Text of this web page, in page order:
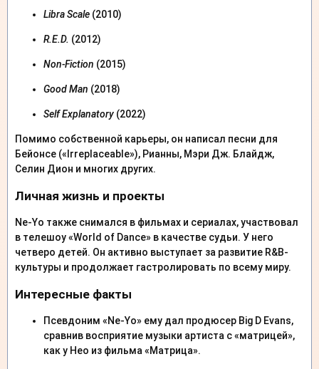
Libra Scale (2010)
R.E.D. (2012)
Non-Fiction (2015)
Good Man (2018)
Self Explanatory (2022)
Помимо собственной карьеры, он написал песни для
Бейонсе («Irreplaceable»), Рианны, Мэри Дж. Блайдж,
Селин Дион и многих других.
Личная жизнь и проекты
Ne-Yo также снимался в фильмах и сериалах, участвовал
в телешоу «World of Dance» в качестве судьи. У него
четверо детей. Он активно выступает за развитие R&B-
культуры и продолжает гастролировать по всему миру.
Интересные факты
Псевдоним «Ne-Yo» ему дал продюсер Big D Evans,
сравнив восприятие музыки артиста с «матрицей»,
как у Нео из фильма «Матрица».